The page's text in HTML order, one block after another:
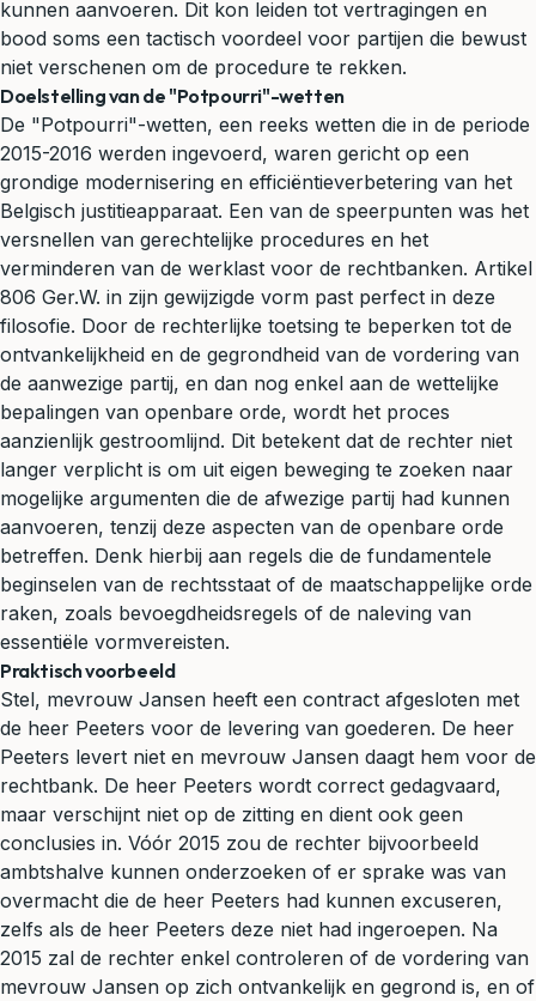
kunnen aanvoeren. Dit kon leiden tot vertragingen en
bood soms een tactisch voordeel voor partijen die bewust
niet verschenen om de procedure te rekken.
Doelstelling van de "Potpourri"-wetten
De "Potpourri"-wetten, een reeks wetten die in de periode
2015-2016 werden ingevoerd, waren gericht op een
grondige modernisering en efficiëntieverbetering van het
Belgisch justitieapparaat. Een van de speerpunten was het
versnellen van gerechtelijke procedures en het
verminderen van de werklast voor de rechtbanken. Artikel
806 Ger.W. in zijn gewijzigde vorm past perfect in deze
filosofie. Door de rechterlijke toetsing te beperken tot de
ontvankelijkheid en de gegrondheid van de vordering van
de aanwezige partij, en dan nog enkel aan de wettelijke
bepalingen van openbare orde, wordt het proces
aanzienlijk gestroomlijnd. Dit betekent dat de rechter niet
langer verplicht is om uit eigen beweging te zoeken naar
mogelijke argumenten die de afwezige partij had kunnen
aanvoeren, tenzij deze aspecten van de openbare orde
betreffen. Denk hierbij aan regels die de fundamentele
beginselen van de rechtsstaat of de maatschappelijke orde
raken, zoals bevoegdheidsregels of de naleving van
essentiële vormvereisten.
Praktisch voorbeeld
Stel, mevrouw Jansen heeft een contract afgesloten met
de heer Peeters voor de levering van goederen. De heer
Peeters levert niet en mevrouw Jansen daagt hem voor de
rechtbank. De heer Peeters wordt correct gedagvaard,
maar verschijnt niet op de zitting en dient ook geen
conclusies in. Vóór 2015 zou de rechter bijvoorbeeld
ambtshalve kunnen onderzoeken of er sprake was van
overmacht die de heer Peeters had kunnen excuseren,
zelfs als de heer Peeters deze niet had ingeroepen. Na
2015 zal de rechter enkel controleren of de vordering van
mevrouw Jansen op zich ontvankelijk en gegrond is, en of